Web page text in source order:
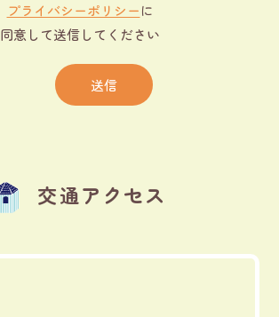
プライバシーポリシーに
同意して送信してください
交通アクセス